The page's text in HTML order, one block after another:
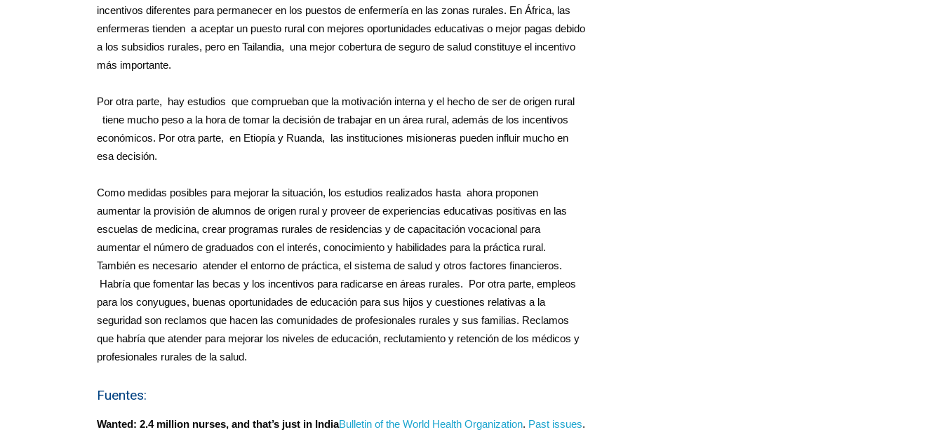
incentivos diferentes para permanecer en los puestos de enfermería en las zonas rurales. En África, las
enfermeras tienden a aceptar un puesto rural con mejores oportunidades educativas o mejor pagas debido
a los subsidios rurales, pero en Tailandia, una mejor cobertura de seguro de salud constituye el incentivo
más importante.
Por otra parte, hay estudios que comprueban que la motivación interna y el hecho de ser de origen rural
tiene mucho peso a la hora de tomar la decisión de trabajar en un área rural, además de los incentivos
económicos. Por otra parte, en Etiopía y Ruanda, las instituciones misioneras pueden influir mucho en
esa decisión.
Como medidas posibles para mejorar la situación, los estudios realizados hasta ahora proponen
aumentar la provisión de alumnos de origen rural y proveer de experiencias educativas positivas en las
escuelas de medicina, crear programas rurales de residencias y de capacitación vocacional para
aumentar el número de graduados con el interés, conocimiento y habilidades para la práctica rural.
También es necesario atender el entorno de práctica, el sistema de salud y otros factores financieros.
Habría que fomentar las becas y los incentivos para radicarse en áreas rurales. Por otra parte, empleos
para los conyugues, buenas oportunidades de educación para sus hijos y cuestiones relativas a la
seguridad son reclamos que hacen las comunidades de profesionales rurales y sus familias. Reclamos
que habría que atender para mejorar los niveles de educación, reclutamiento y retención de los médicos y
profesionales rurales de la salud.
Fuentes:
Wanted: 2.4 million nurses, and that’s just in IndiaBulletin of the World Health Organization. Past issues.